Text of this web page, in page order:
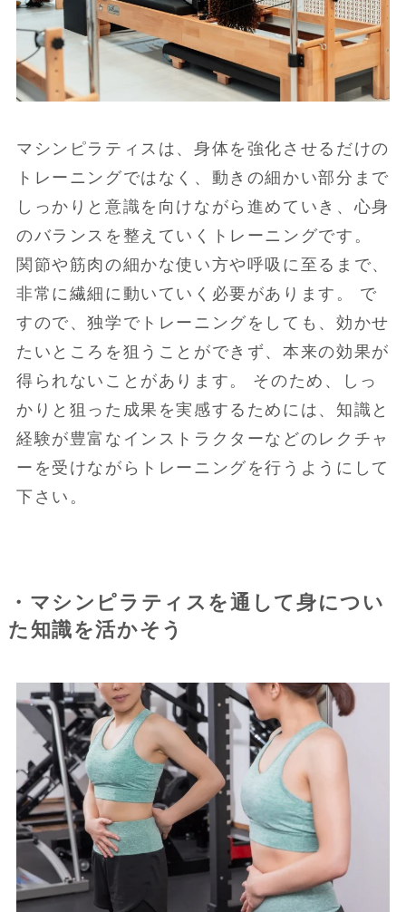
マシンピラティスは、身体を強化させるだけの
トレーニングではなく、動きの細かい部分まで
しっかりと意識を向けながら進めていき、心身
のバランスを整えていくトレーニングです。
関節や筋肉の細かな使い方や呼吸に至るまで、
非常に繊細に動いていく必要があります。 で
すので、独学でトレーニングをしても、効かせ
たいところを狙うことができず、本来の効果が
得られないことがあります。 そのため、しっ
かりと狙った成果を実感するためには、知識と
経験が豊富なインストラクターなどのレクチャ
ーを受けながらトレーニングを行うようにして
下さい。
・マシンピラティスを通して身につい
た知識を活かそう